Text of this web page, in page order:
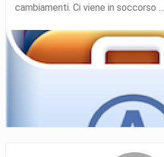
cambiamenti. Ci viene in soccorso ...